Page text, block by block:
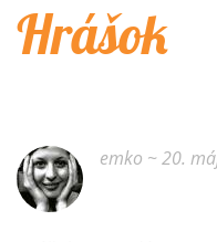
Hrášok
emko ~ 20.